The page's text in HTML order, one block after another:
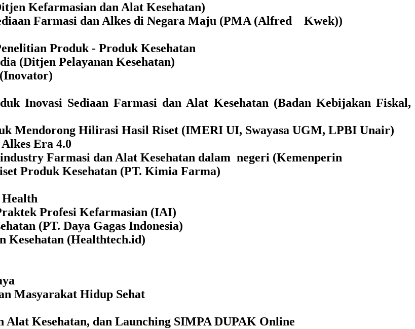
Kefarmasian dan Alat Kesehatan)
Farmasi dan Alkes di Negara Maju (PMA (Alfred Kwek))
Produk - Produk Kesehatan
(Ditjen Pelayanan Kesehatan)
Inovasi Sediaan Farmasi dan Alat Kesehatan (Badan Kebijakan Fiskal,
Mendorong Hilirasi Hasil Riset (IMERI UI, Swayasa UGM, LPBI Unair)
Era 4.0
Farmasi dan Alat Kesehatan dalam negeri (Kemenperin
Produk Kesehatan (PT. Kimia Farma)
Profesi Kefarmasian (IAI)
(PT. Daya Gagas Indonesia)
Kesehatan (Healthtech.id)
Masyarakat Hidup Sehat
Alat Kesehatan, dan Launching SIMPA DUPAK Online